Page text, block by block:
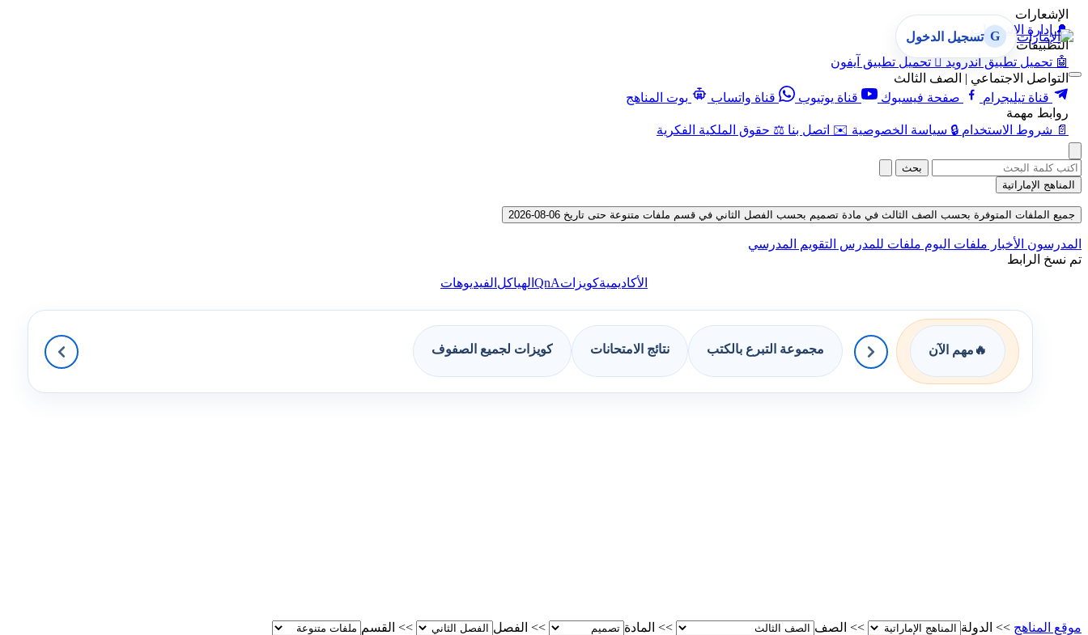
الإشعارات
🔔 إدارة الإشعارات
التطبيقات
🤖 تحميل تطبيق أندرويد  تحميل تطبيق آيفون
التواصل الاجتماعي | الصف الثالث
قناة تيليجرام
صفحة فيسبوك قناة يوتيوب قناة واتساب
بوت المناهج
روابط مهمة
📄 شروط الاستخدام 🔒 سياسة الخصوصية ✉️ اتصل بنا ⚖️ حقوق الملكية الفكرية
G تسجيل الدخول
بحث
المناهج الإماراتية
جميع الملفات المتوفرة بحسب الصف الثالث في مادة تصميم بحسب الفصل الثاني في قسم ملفات متنوعة حتى تاريخ 06-08-2026
المدرسون الأخبار ملفات اليوم ملفات للمدرس التقويم المدرسي
تم نسخ الرابط
الأكاديميةكويزاتQnA الهياكل الفيديوهات
🔥 مهم الآن مجموعة التبرع بالكتب نتائج الامتحانات كويزات لجميع الصفوف
موقع المناهج >> الدولة >> الصف >> المادة >> الفصل >> القسم